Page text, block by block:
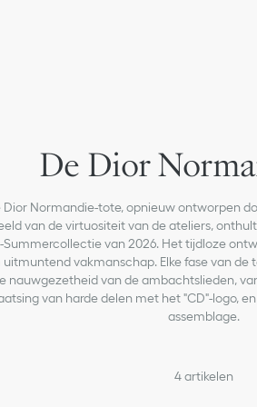
De Dior
Dior Normandie-tote, opnieuw ontworpen
van de virtuositeit van de ateliers,
Summercollectie van 2026. Het tijdloze
uitmuntend vakmanschap. Elke fase van
nauwgezetheid van de ambachtslieden,
van harde delen met het "CD"-logo,
assemblage.
4 artikelen